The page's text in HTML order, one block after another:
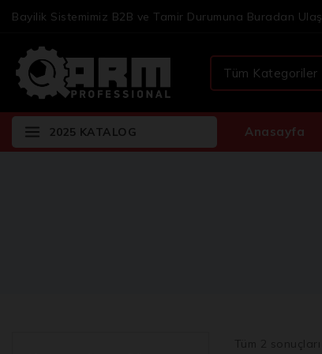
Bayilik Sistemimiz B2B ve Tamir Durumuna Buradan
2025 KATALOG Anasayfa